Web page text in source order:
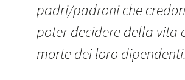
padri/padroni che
poter decidere della vita
morte dei loro dipendenti.